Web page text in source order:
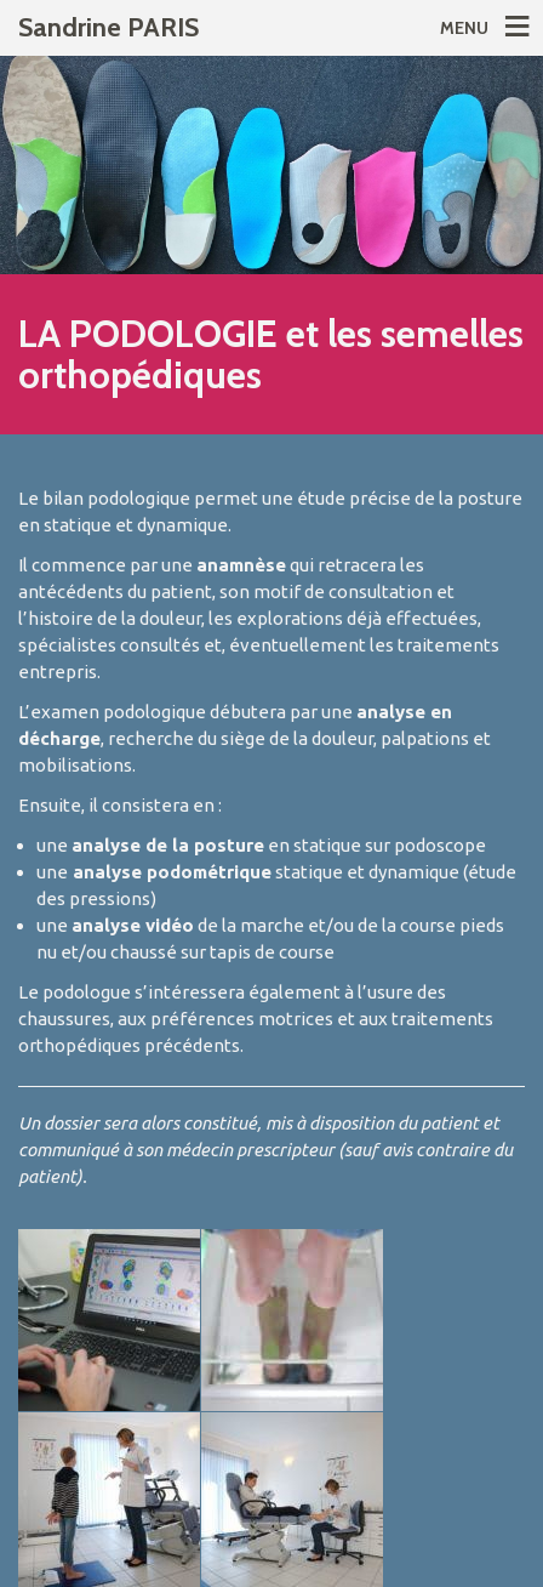
Sandrine PARIS MENU
LA PODOLOGIE et les semelles
orthopédiques
Le bilan podologique permet une étude précise de la posture
en statique et dynamique.
Il commence par une anamnèsequi retracera les
antécédents du patient, son motif de consultation et
l’histoire de la douleur, les explorations déjà effectuées,
spécialistes consultés et, éventuellement les traitements
entrepris.
L’examen podologique débutera par une analyse en
décharge, recherche du siège de la douleur, palpations et
mobilisations.
Ensuite, il consistera en :
une analyse de la posture en statique sur podoscope
une analyse podométriquestatique et dynamique (étude
des pressions)
une analyse vidéo de la marche et/ou de la course pieds
nu et/ou chaussé sur tapis de course
Le podologue s’intéressera également à l’usure des
chaussures, aux préférences motrices et aux traitements
orthopédiques précédents.
Un dossier sera alors constitué, mis à disposition du patient et
communiqué à son médecin prescripteur (sauf avis contraire du
patient).